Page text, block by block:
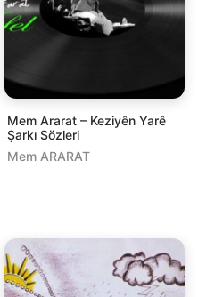
Mem Ararat – Keziyên Yarê
Şarkı Sözleri
Mem ARARAT